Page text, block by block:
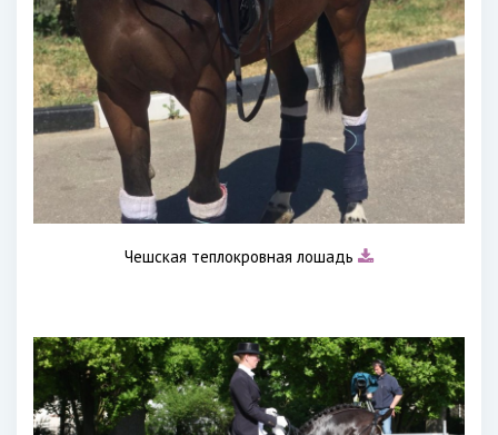
Чешская теплокровная лошадь